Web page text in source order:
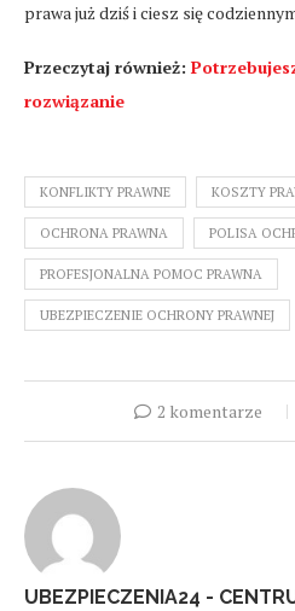
prawa już dziś i ciesz się
Przeczytaj również:
rozwiązanie
KONFLIKTY PRAWNE KOSZTY
OCHRONA PRAWNA POLISA
PROFESJONALNA POMOC PRAWNA
UBEZPIECZENIE OCHRONY PRAWNEJ
2 komentarze
UBEZPIECZENIA24 -